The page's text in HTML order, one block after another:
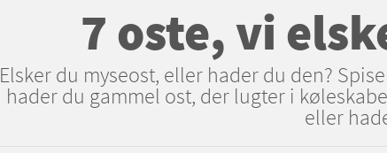
7 oste, vi
Elsker du myseost, eller hader du den?
hader du gammel ost, der lugter i
eller